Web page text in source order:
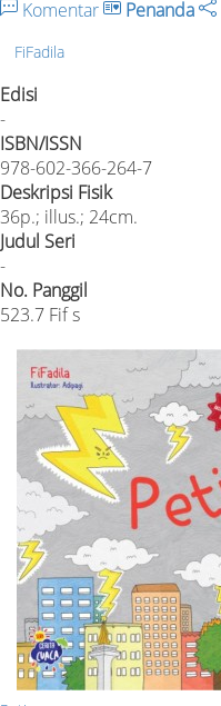
Komentar Penanda
FiFadila
Edisi
-
ISBN/ISSN
978-602-366-264-7
Deskripsi Fisik
36p.; illus.; 24cm.
Judul Seri
-
No. Panggil
523.7 Fif s